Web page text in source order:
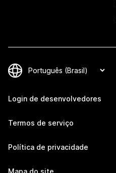
Login de desenvolvedores
Termos de serviço
Política de privacidade
Mapa do site